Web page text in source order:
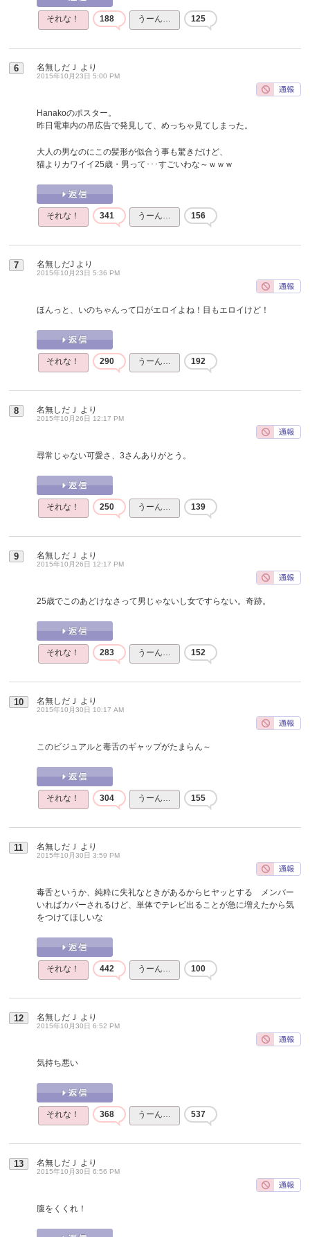
それな！ 188 うーん… 125
6 名無しだＪ より
2015年10月23日 5:00 PM
Hanakoのポスター。
昨日電車内の吊広告で発見して、めっちゃ見てしまった。
大人の男なのにこの髪形が似合う事も驚きだけど、
猫よりカワイイ25歳・男って･･･すごいわな～ｗｗｗ
それな！ 341 うーん… 156
7 名無しだJ より
2015年10月23日 5:36 PM
ほんっと、いのちゃんって口がエロイよね！目もエロイけど！
それな！ 290 うーん… 192
8 名無しだＪ より
2015年10月26日 12:17 PM
尋常じゃない可愛さ、3さんありがとう。
それな！ 250 うーん… 139
9 名無しだＪ より
2015年10月26日 12:17 PM
25歳でこのあどけなさって男じゃないし女ですらない。奇跡。
それな！ 283 うーん… 152
10 名無しだＪ より
2015年10月30日 10:17 AM
このビジュアルと毒舌のギャップがたまらん～
それな！ 304 うーん… 155
11 名無しだＪ より
2015年10月30日 3:59 PM
毒舌というか、純粋に失礼なときがあるからヒヤッとする メンバー
いればカバーされるけど、単体でテレビ出ることが急に増えたから気
をつけてほしいな
それな！ 442 うーん… 100
12 名無しだＪ より
2015年10月30日 6:52 PM
気持ち悪い
それな！ 368 うーん… 537
13 名無しだＪ より
2015年10月30日 6:56 PM
腹をくくれ！